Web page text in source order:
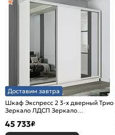
Доставим завтра
Шкаф Экспресс 2 3-х дверный Трио
Зеркало ЛДСП Зеркало
1800x2200x600
45 733₽